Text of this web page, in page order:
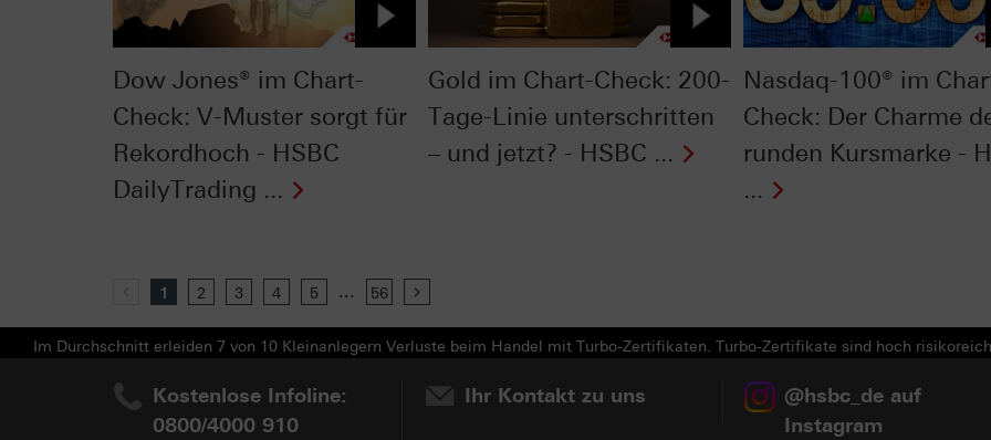
Dow Jones® im Chart-
Check: V-Muster sorgt für
Rekordhoch - HSBC
DailyTrading ...
Gold im Chart-Check: 200-
Tage-Linie unterschritten
– und jetzt? - HSBC ...
Nasdaq-100® im
Check: Der Charme
runden Kursmarke -
...
Previous
1 2 3 4 5 ... 56
Im Durchschnitt erleiden 7 von 10 Kleinanlegern Verluste beim Handel mit Turbo-Zertifikaten. Turbo-Zertifikate sind hoch
Kostenlose Infoline:
0800/4000 910
Ihr Kontakt zu uns
@hsbc_de auf
Instagram